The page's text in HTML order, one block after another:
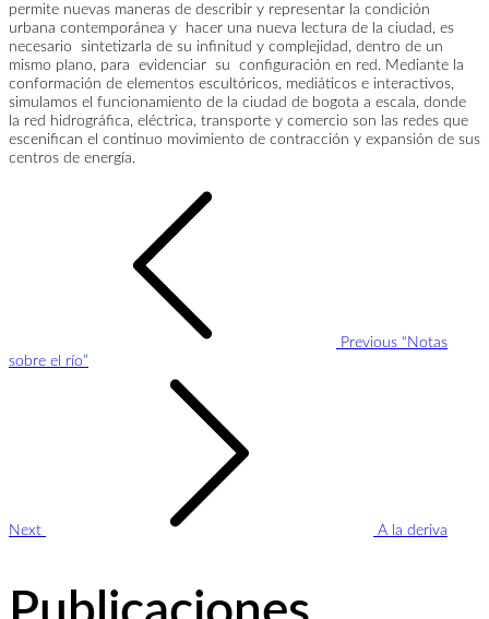
permite nuevas maneras de describir y representar la condición
urbana contemporánea y hacer una nueva lectura de la ciudad, es
necesario sintetizarla de su infinitud y complejidad, dentro de un
mismo plano, para evidenciar su configuración en red. Mediante la
conformación de elementos escultóricos, mediáticos e interactivos,
simulamos el funcionamiento de la ciudad de bogota a escala, donde
la red hidrográfica, eléctrica, transporte y comercio son las redes que
escenifican el continuo movimiento de contracción y expansión de sus
centros de energía.
Previous “Notas
sobre el río”
Next A la deriva